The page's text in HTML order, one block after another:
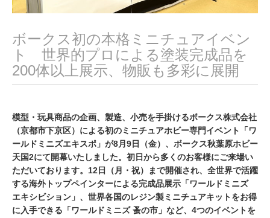
ボークス初の本格ミニチュアイベン
ト 世界的プロによる塗装完成品を
200体以上展示、物販も多彩に展開
模型・玩具商品の企画、製造、小売を手掛けるボークス株式会社
（京都市下京区）による初のミニチュアホビー専門イベント「ワ
ールドミニズエキスポ」が8月9日（金）、ボークス秋葉原ホビー
天国2にて開幕いたしました。初日から多くのお客様にご来場い
ただいております。12日（月・祝）まで開催され、全世界で活躍
する海外トップペインターによる完成品展示「ワールドミニズ
エキシビション」、世界各国のレジン製ミニチュアキットをお得
に入手できる「ワールドミニズ 蚤の市」など、4つのイベントを